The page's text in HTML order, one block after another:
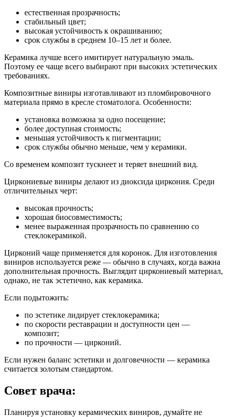
естественная прозрачность;
стабильный цвет;
высокая устойчивость к окрашиванию;
срок службы в среднем 10–15 лет и более.
Керамика лучше всего имитирует натуральную эмаль.
Поэтому ее чаще всего выбирают при высоких эстетических
требованиях.
Композитные виниры изготавливают из пломбировочного
материала прямо в кресле стоматолога. Особенности:
установка возможна за одно посещение;
более доступная стоимость;
меньшая устойчивость к пигментации;
срок службы обычно меньше, чем у керамики.
Со временем композит тускнеет и теряет внешний вид.
Циркониевые виниры делают из диоксида циркония. Среди
отличительных черт:
высокая прочность;
хорошая биосовместимость;
менее выраженная прозрачность по сравнению со
стеклокерамикой.
Цирконий чаще применяется для коронок. Для изготовления
виниров используется реже — обычно в случаях, когда важна
дополнительная прочность. Выглядит циркониевый материал,
однако, не так эстетично, как керамика.
Если подытожить:
по эстетике лидирует стеклокерамика;
по скорости реставрации и доступности цен —
композит;
по прочности — цирконий.
Если нужен баланс эстетики и долговечности — керамика
считается золотым стандартом.
Совет врача:
Планируя установку керамических виниров, думайте не